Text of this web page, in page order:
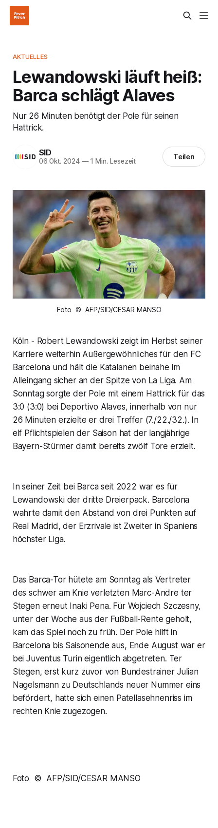
AKTUELLES
Lewandowski läuft heiß:
Barca schlägt Alaves
Nur 26 Minuten benötigt der Pole für seinen
Hattrick.
SID
06 Okt. 2024 —1 Min. Lesezeit Teilen
Foto © AFP/SID/CESAR MANSO
Köln - Robert Lewandowski zeigt im Herbst seiner
Karriere weiterhin Außergewöhnliches für den FC
Barcelona und hält die Katalanen beinahe im
Alleingang sicher an der Spitze von La Liga. Am
Sonntag sorgte der Pole mit einem Hattrick für das
3:0 (3:0) bei Deportivo Alaves, innerhalb von nur
26 Minuten erzielte er drei Treffer (7./22./32.). In
elf Pflichtspielen der Saison hat der langjährige
Bayern-Stürmer damit bereits zwölf Tore erzielt.
In seiner Zeit bei Barca seit 2022 war es für
Lewandowski der dritte Dreierpack. Barcelona
wahrte damit den Abstand von drei Punkten auf
Real Madrid, der Erzrivale ist Zweiter in Spaniens
höchster Liga.
Das Barca-Tor hütete am Sonntag als Vertreter
des schwer am Knie verletzten Marc-Andre ter
Stegen erneut Inaki Pena. Für Wojciech Szczesny,
unter der Woche aus der Fußball-Rente geholt,
kam das Spiel noch zu früh. Der Pole hilft in
Barcelona bis Saisonende aus, Ende August war er
bei Juventus Turin eigentlich abgetreten. Ter
Stegen, erst kurz zuvor von Bundestrainer Julian
Nagelsmann zu Deutschlands neuer Nummer eins
befördert, hatte sich einen Patellasehnenriss im
rechten Knie zugezogen.
Foto © AFP/SID/CESAR MANSO